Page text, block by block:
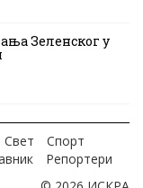
Зеленског у
Свет
Спорт
Репортери